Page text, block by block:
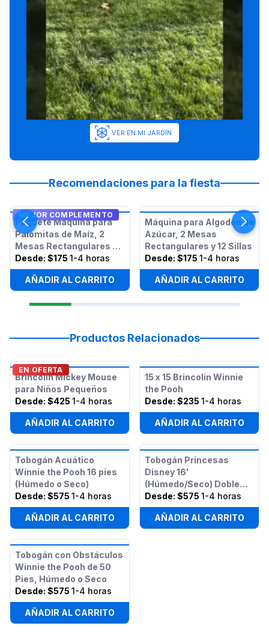
VER EN MI JARDÍN
Recomendaciones para la fiesta
MEJOR COMPLEMENTO
Paquete Máquina para
Palomitas de Maíz, 2
Mesas Rectangulares y
12 Sillas
Desde: $175 1-4 horas
AÑADIR AL CARRITO
Máquina para Algodón de
Azúcar, 2 Mesas
Rectangulares y 12 Sillas
Desde: $175 1-4 horas
AÑADIR AL CARRITO
Productos Relacionados
EN OFERTA
Brincolín Mickey Mouse
para Niños Pequeños
Desde: $425 1-4 horas
AÑADIR AL CARRITO
15 x 15 Brincolín Winnie
the Pooh
Desde: $235 1-4 horas
AÑADIR AL CARRITO
Tobogán Acuático
Winnie the Pooh 16 pies
(Húmedo o Seco)
Desde: $575 1-4 horas
AÑADIR AL CARRITO
Tobogán Princesas
Disney 16'
(Húmedo/Seco) Doble
Carril
Desde: $575 1-4 horas
AÑADIR AL CARRITO
Tobogán con Obstáculos
Winnie the Pooh de 50
Pies, Húmedo o Seco
Desde: $575 1-4 horas
AÑADIR AL CARRITO